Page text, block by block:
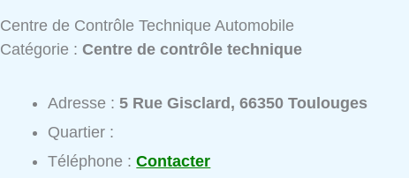
Centre de Contrôle Technique Automobile
Catégorie :Centre de contrôle technique
Adresse :5 Rue Gisclard, 66350 Toulouges
Quartier :
Téléphone :Contacter